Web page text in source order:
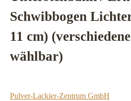
Schwibbogen
11 cm)
wählbar)
Pulver-Lackier-Zentrum GmbH